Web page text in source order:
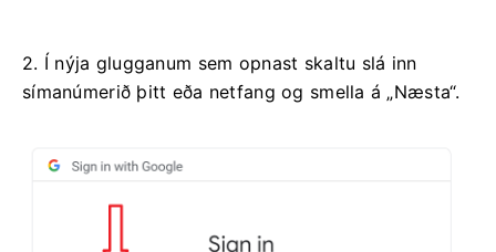
2. Í nýja glugganum sem opnast skaltu slá inn
símanúmerið þitt eða netfang og smella á „Næsta“.